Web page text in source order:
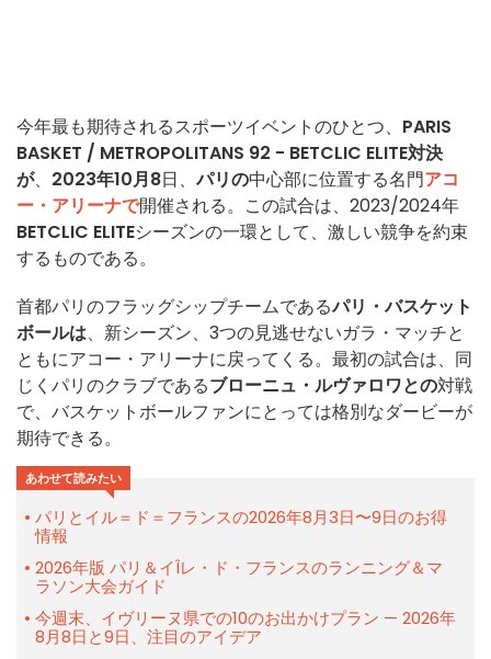
今年最も期待されるスポーツイベントのひとつ、 PARIS
BASKET / METROPOLITANS 92 - BETCLIC ELITE対決
が、 2023年10月8日、パリの中心部に位置する名門アコ
ー・アリーナで開催される。この試合は、2023/2024年
BETCLIC ELITEシーズンの一環として、激しい競争を約束
するものである。
首都パリのフラッグシップチームであるパリ・バスケット
ボールは、新シーズン、3つの見逃せないガラ・マッチと
ともにアコー・アリーナに戻ってくる。最初の試合は、同
じくパリのクラブであるブローニュ・ルヴァロワとの対戦
で、バスケットボールファンにとっては格別なダービーが
期待できる。
あわせて読みたい
パリとイル＝ド＝フランスの2026年8月3日〜9日のお得
情報
2026年版 パリ＆イÎレ・ド・フランスのランニング＆マ
ラソン大会ガイド
今週末、イヴリーヌ県での10のお出かけプラン — 2026年
8月8日と9日、注目のアイデア